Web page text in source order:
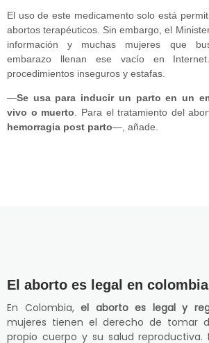
El uso de este medicamento solo está
abortos terapéuticos. Sin embargo, el
información y muchas mujeres que
embarazo llenan ese vacío en
procedimientos inseguros y estafas.
—Se usa para inducir un parto en un
vivo o muerto . Para el tratamiento del
hemorragia post parto—, añade.
El aborto es legal en colombia
En Colombia, el aborto es legal y
mujeres tienen el derecho de tomar
propio cuerpo y su salud reproductiva.